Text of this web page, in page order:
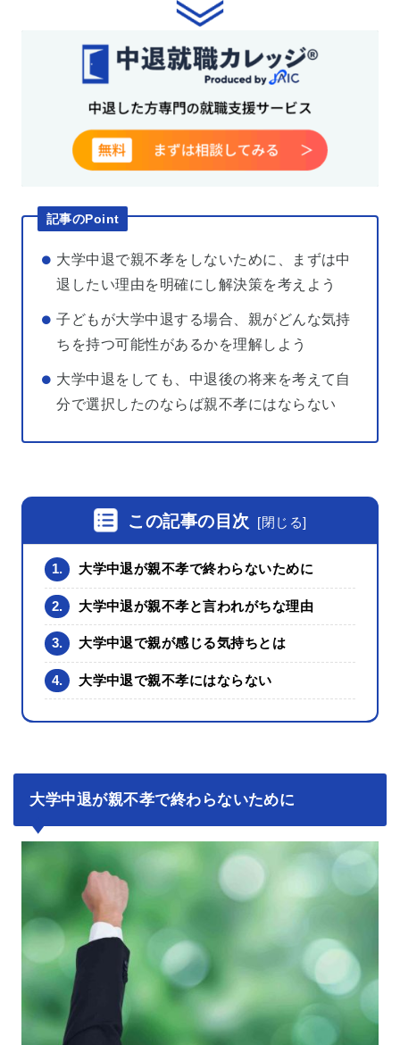
記事のPoint
大学中退で親不孝をしないために、まずは中
退したい理由を明確にし解決策を考えよう
子どもが大学中退する場合、親がどんな気持
ちを持つ可能性があるかを理解しよう
大学中退をしても、中退後の将来を考えて自
分で選択したのならば親不孝にはならない
この記事の目次 [閉じる]
1. 大学中退が親不孝で終わらないために
2. 大学中退が親不孝と言われがちな理由
3. 大学中退で親が感じる気持ちとは
4. 大学中退で親不孝にはならない
大学中退が親不孝で終わらないために